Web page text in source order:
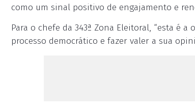
como um sinal positivo de engajamento e
Para o chefe da 343ª Zona Eleitoral, “esta é
processo democrático e fazer valer a sua